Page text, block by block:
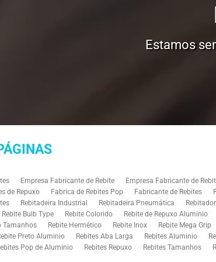
Estamos
Empresa Fabricante de Rebite Empresa Fabricante de
de Repuxo
Fabrica de Rebites Pop Fabricante de Rebites
Rebitadeira Industrial Rebitadeira Pneumática
Rebite Bulb Type Rebite Colorido Rebite de Repuxo Aluminio
Tamanhos
Rebite Hermético Rebite Inox Rebite Mega Grip
Preto Aluminio Rebites Aba Larga Rebites Aluminio
Pop de Aluminio Rebites Repuxo Rebites Tamanhos